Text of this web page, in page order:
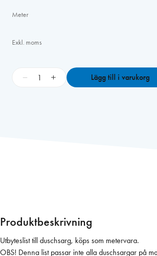
Meter
Exkl. moms
d
u
s
+ Lägg till i varukorg
Produktbeskrivning
Utbyteslist till duschsarg, köps som metervara.
OBS! Denna list passar inte alla duschsargar på